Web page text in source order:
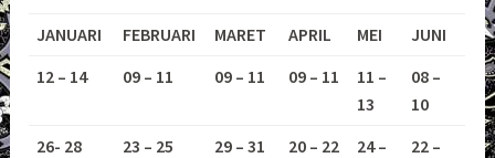
JANUARI FEBRUARI MARET APRIL MEI
JUNI
12 – 14
09 – 11 09 – 11 09 – 11
11 –
13
08 –
10
26- 28
23 – 25 29 – 31 20 – 22
24 –
22 –